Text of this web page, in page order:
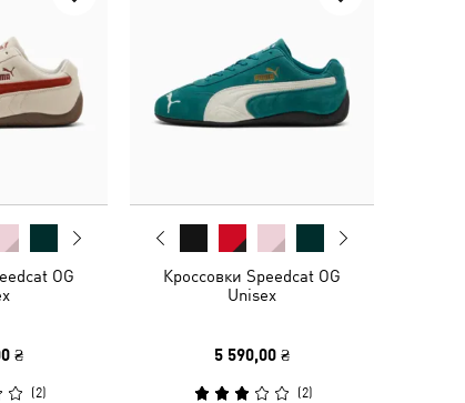
OG
₴
(2)
Кроссовки Speedcat OG
Unisex
5 590,00 ₴
(2)